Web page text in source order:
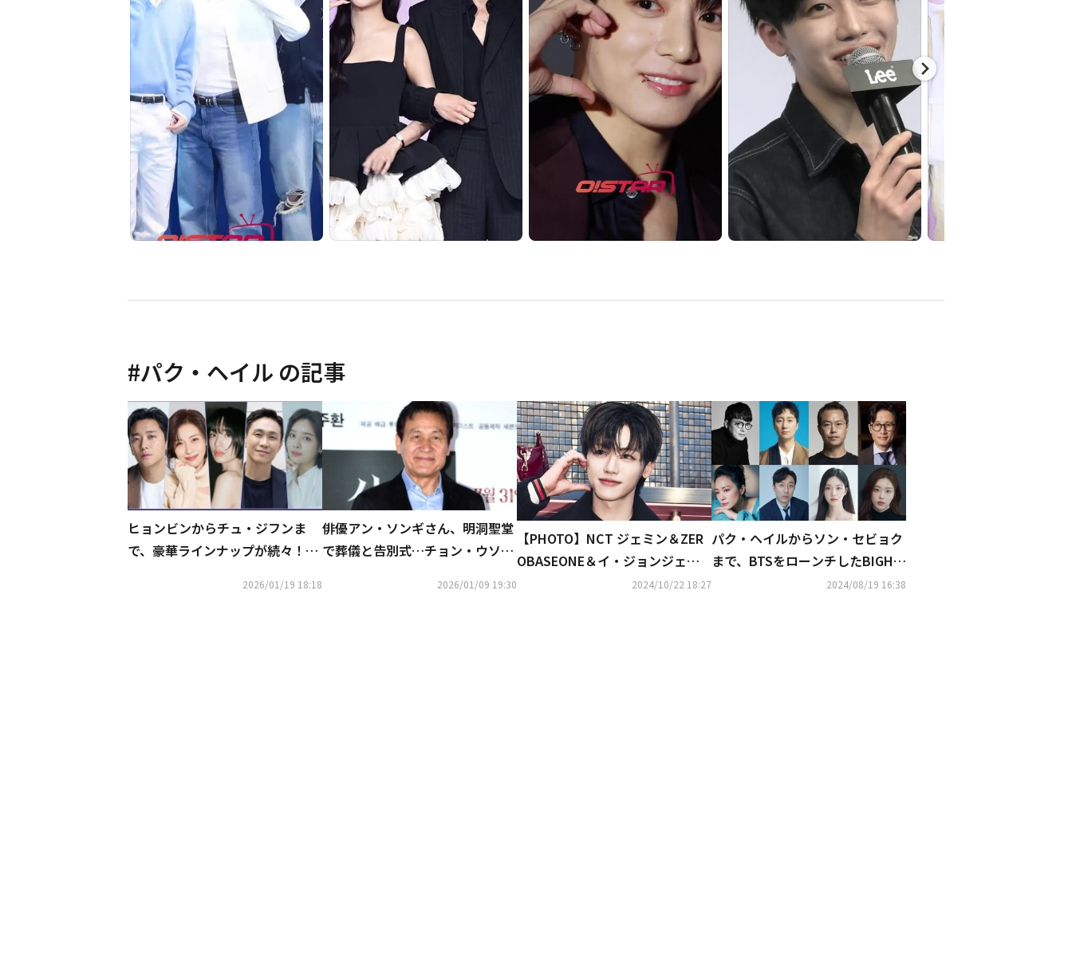
#パク・ヘイル の記事
ヒョンビンからチュ・ジフンま
で、豪華ラインナップが続々！注
2026/01/19 18:18
俳優アン・ソンギさん、明洞聖堂
で葬儀と告別式…チョン・ウソン
2026/01/09 19:30
【PHOTO】NCT ジェミン＆ZER
OBASEONE＆イ・ジョンジェ
ら、ブランド「GUCCI」のイベン
2024/10/22 18:27
パク・ヘイルからソン・セビョク
まで、BTSをローンチしたBIGHIT
元代表が率いる事務所に合流
2024/08/19 16:38